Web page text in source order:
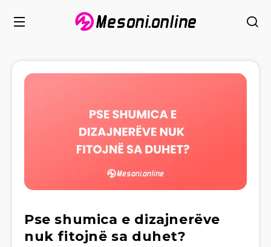
Pse shumica e dizajnerëve
nuk fitojnë sa duhet?